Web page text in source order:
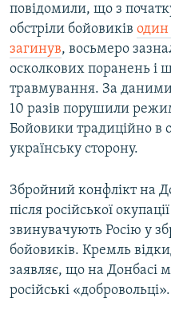
повідомили, що з
обстріли бойовиків один
загинув, восьмеро
осколкових поранень і
травмування. За
10 разів порушили
Бойовики традиційно в
українську сторону.
Збройний конфлікт на
після російської
звинувачують Росію у
бойовиків. Кремль
заявляє, що на Донбасі
російські «добровольці».